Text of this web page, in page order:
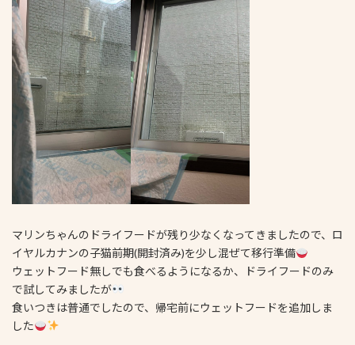
マリンちゃんのドライフードが残り少なくなってきましたので、ロ
イヤルカナンの子猫前期(開封済み)を少し混ぜて移行準備
ウェットフード無しでも食べるようになるか、ドライフードのみ
で試してみましたが
食いつきは普通でしたので、帰宅前にウェットフードを追加しま
した